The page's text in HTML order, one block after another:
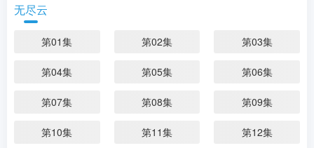
无尽云
第01集 第02集 第03集
第04集 第05集 第06集
第07集 第08集 第09集
第10集 第11集 第12集